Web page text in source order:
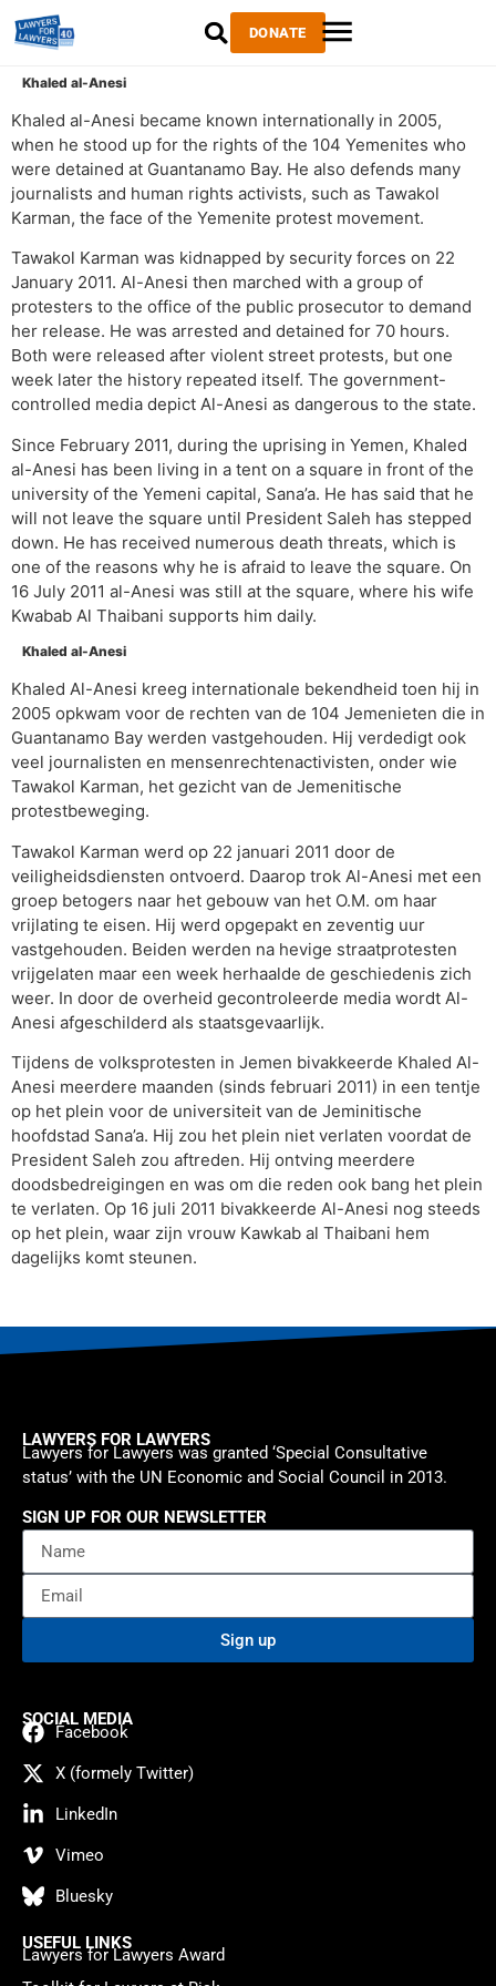
DONATE
Khaled al-Anesi
Khaled al-Anesi became known internationally in 2005,
when he stood up for the rights of the 104 Yemenites who
were detained at Guantanamo Bay. He also defends many
journalists and human rights activists, such as Tawakol
Karman, the face of the Yemenite protest movement.
Tawakol Karman was kidnapped by security forces on 22
January 2011. Al-Anesi then marched with a group of
protesters to the office of the public prosecutor to demand
her release. He was arrested and detained for 70 hours.
Both were released after violent street protests, but one
week later the history repeated itself. The government-
controlled media depict Al-Anesi as dangerous to the state.
Since February 2011, during the uprising in Yemen, Khaled
al-Anesi has been living in a tent on a square in front of the
university of the Yemeni capital, Sana’a. He has said that he
will not leave the square until President Saleh has stepped
down. He has received numerous death threats, which is
one of the reasons why he is afraid to leave the square. On
16 July 2011 al-Anesi was still at the square, where his wife
Kwabab Al Thaibani supports him daily.
Khaled al-Anesi
Khaled Al-Anesi kreeg internationale bekendheid toen hij in
2005 opkwam voor de rechten van de 104 Jemenieten die in
Guantanamo Bay werden vastgehouden. Hij verdedigt ook
veel journalisten en mensenrechtenactivisten, onder wie
Tawakol Karman, het gezicht van de Jemenitische
protestbeweging.
Tawakol Karman werd op 22 januari 2011 door de
veiligheidsdiensten ontvoerd. Daarop trok Al-Anesi met een
groep betogers naar het gebouw van het O.M. om haar
vrijlating te eisen. Hij werd opgepakt en zeventig uur
vastgehouden. Beiden werden na hevige straatprotesten
vrijgelaten maar een week herhaalde de geschiedenis zich
weer. In door de overheid gecontroleerde media wordt Al-
Anesi afgeschilderd als staatsgevaarlijk.
Tijdens de volksprotesten in Jemen bivakkeerde Khaled Al-
Anesi meerdere maanden (sinds februari 2011) in een tentje
op het plein voor de universiteit van de Jeminitische
hoofdstad Sana’a. Hij zou het plein niet verlaten voordat de
President Saleh zou aftreden. Hij ontving meerdere
doodsbedreigingen en was om die reden ook bang het plein
te verlaten. Op 16 juli 2011 bivakkeerde Al-Anesi nog steeds
op het plein, waar zijn vrouw Kawkab al Thaibani hem
dagelijks komt steunen.
LAWYERS FOR LAWYERS
Lawyers for Lawyers was granted ‘Special Consultative
status’ with the UN Economic and Social Council in 2013.
SIGN UP FOR OUR NEWSLETTER
Sign up
SOCIAL MEDIA
Facebook
X (formely Twitter)
LinkedIn
Vimeo
Bluesky
USEFUL LINKS
Lawyers for Lawyers Award